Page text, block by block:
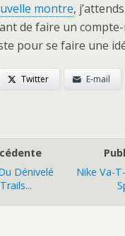
montre,
de faire un
pour se faire une
Twitter E-mail
Dénivelé
Nike Va-